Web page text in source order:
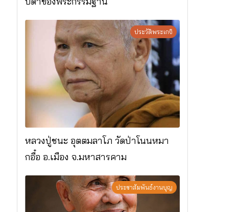
ประวัติพระเกจิ
หลวงปู่ชนะ อุตตมลาโภ วัดป่าโนนหมา
กอื๋อ อ.เมือง จ.มหาสารคาม
ประชาสัมพันธ์งานบุญ